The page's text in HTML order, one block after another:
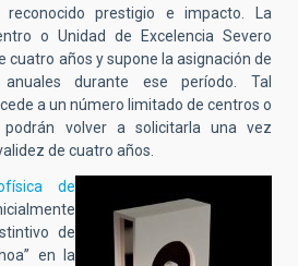
prestigio e impacto. La
o Unidad de Excelencia Severo
cuatro años y supone la asignación de
durante ese período. Tal
a un número limitado de centros o
volver a solicitarla una vez
de cuatro años.
de
de
en la